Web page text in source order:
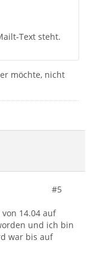
Text steht.
möchte, nicht
#5
14.04 auf
und ich bin
war bis auf